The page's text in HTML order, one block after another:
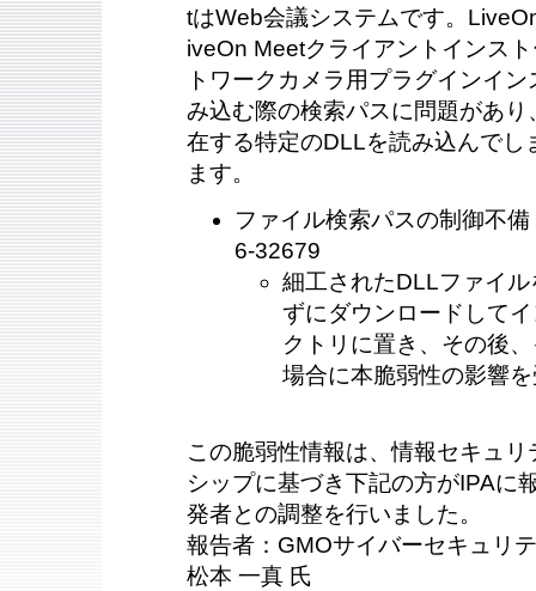
tはWeb会議システムです。
iveOn Meetクライアントインス
トワークカメラ用プラグインイ
み込む際の検索パスに問題があ
在する特定のDLLを読み込んでし
ます。
ファイル検索パスの制御不
6-32679
細工されたDLLファイ
ずにダウンロードして
クトリに置き、その後
場合に本脆弱性の影響
この脆弱性情報は、情報セキュ
シップに基づき下記の方がIPAに
発者との調整を行いました。
報告者：GMOサイバーセキュリ
松本 一真 氏